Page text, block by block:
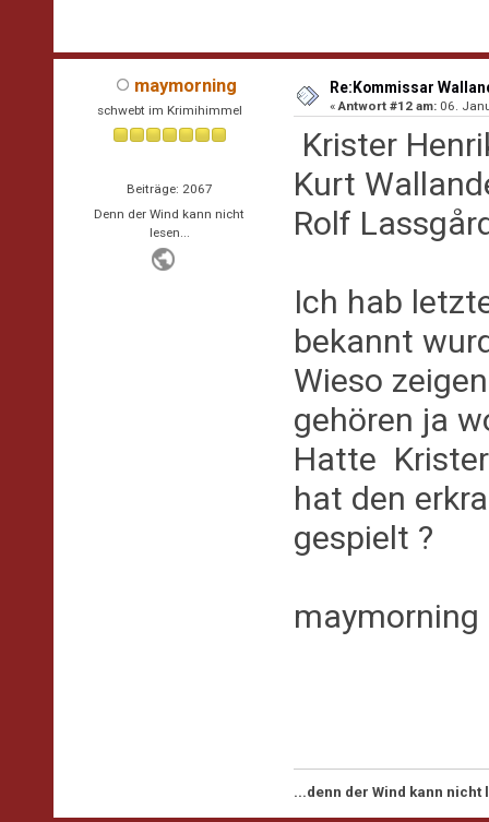
maymorning
schwebt im Krimihimmel
Beiträge: 2067
Denn der Wind kann nicht
lesen...
Re:Kommissar
«Antwort #12 am: 06.
Krister
Kurt
Rolf
Ich hab
bekannt
Wieso
gehören ja
Hatte
hat den
gespielt ?
maymorning
...denn der Wind kann nicht